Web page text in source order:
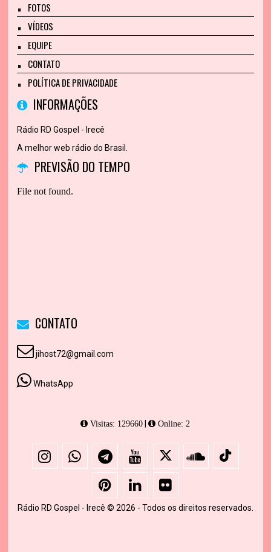
FOTOS
VÍDEOS
EQUIPE
CONTATO
POLÍTICA DE PRIVACIDADE
INFORMAÇÕES
Rádio RD Gospel - Irecê
A melhor web rádio do Brasil.
PREVISÃO DO TEMPO
CONTATO
jihost72@gmail.com
WhatsApp
Visitas: 129660 | Online: 2
Rádio RD Gospel - Irecê © 2026 - Todos os direitos reservados.